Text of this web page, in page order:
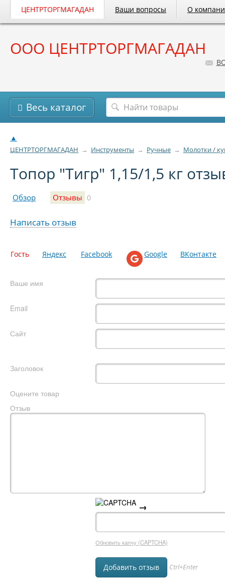
ЦЕНТРТОРГМАГАДАН Ваши вопросы О
ООО ЦЕНТРТОРГМАГАДАН
Весь каталог
▲
ЦЕНТРТОРГМАГАДАН → Инструменты → Ручные → Молотки /
Топор "Тигр" 1,15/1,5 кг
Обзор Отзывы 0
Написать отзыв
Гость Яндекс Facebook Google ВКонтакте
Ваше имя
Email
Сайт
Заголовок
Оцените товар
Отзыв
→
Обновить капчу (CAPTCHA)
Ctrl+Enter